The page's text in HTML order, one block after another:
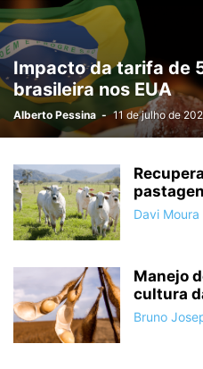
Impacto da tarifa de
brasileira nos EUA
Alberto Pessina - 11 de julho de
Davi Moura
Manejo
cultura
Bruno